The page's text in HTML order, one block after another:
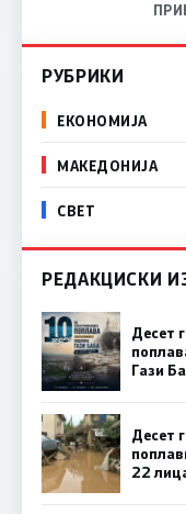
РУБРИКИ
ЕКОНОМИЈА
МАКЕДОНИЈА
СВЕТ
РЕДАКЦИСКИ
Десет
Гази
Десет
22